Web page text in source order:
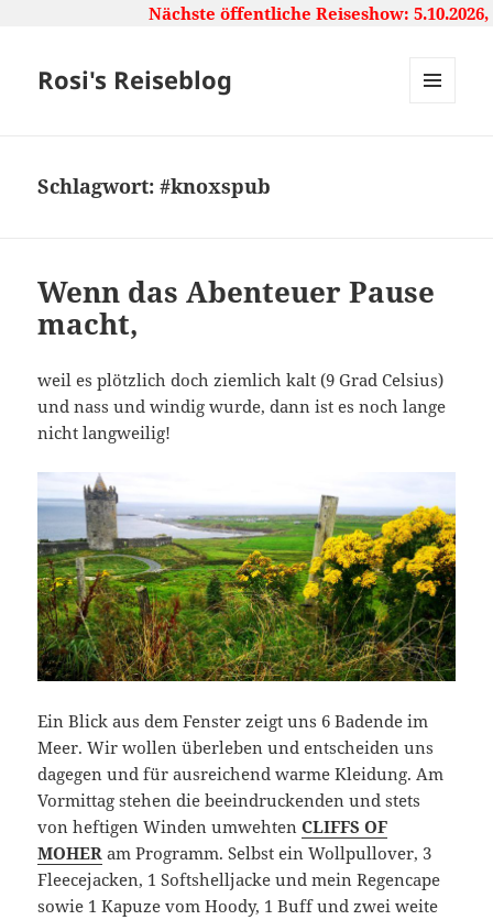
Nächste öffentliche Reiseshow: 5.10.2026,
Rosi's Reiseblog
Schlagwort:#knoxspub
Wenn das Abenteuer Pause
macht,
weil es plötzlich doch ziemlich kalt (9 Grad Celsius)
und nass und windig wurde, dann ist es noch lange
nicht langweilig!
Ein Blick aus dem Fenster zeigt uns 6 Badende im
Meer. Wir wollen überleben und entscheiden uns
dagegen und für ausreichend warme Kleidung. Am
Vormittag stehen die beeindruckenden und stets
von heftigen Winden umwehtenCLIFFS OF
MOHER am Programm. Selbst ein Wollpullover, 3
Fleecejacken, 1 Softshelljacke und mein Regencape
sowie 1 Kapuze vom Hoody, 1 Buff und zwei weite